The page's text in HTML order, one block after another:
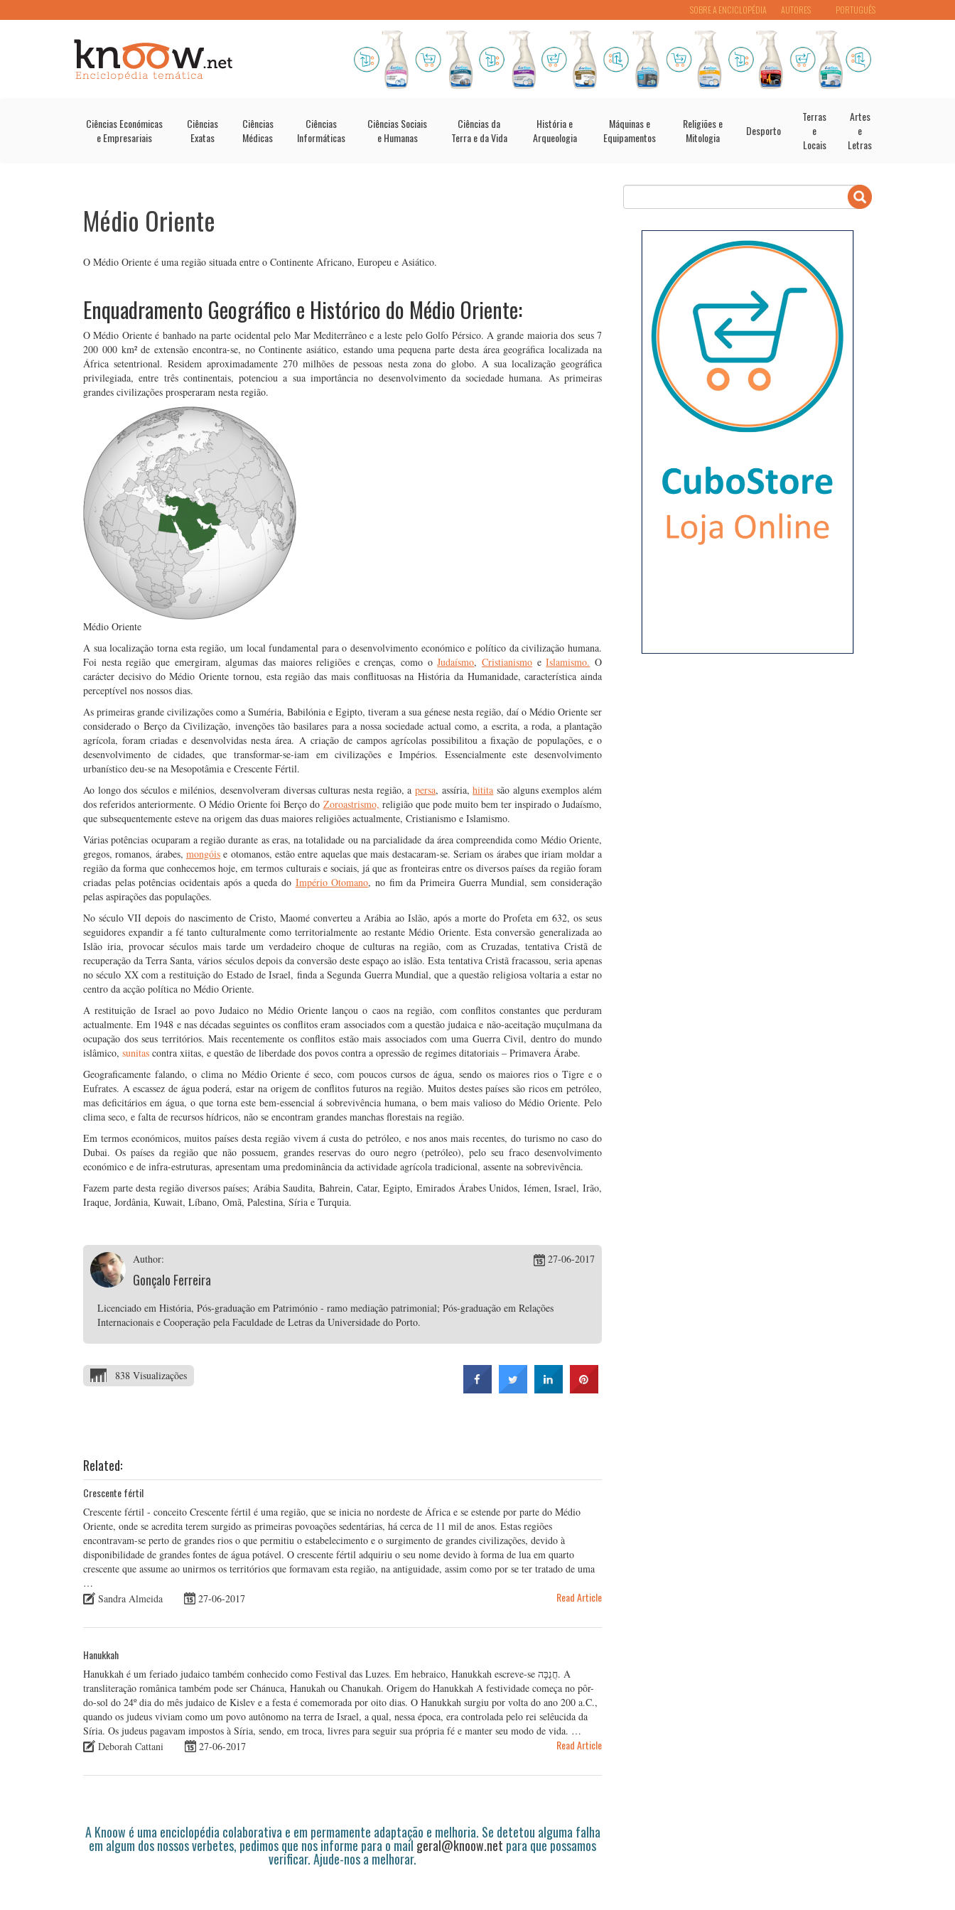
PORTUGUÊS
SOBRE A ENCICLOPÉDIA AUTORES
Ciências Económicas
e Empresariais
Ciências
Exatas
Ciências
Médicas
Ciências
Informáticas
Ciências Sociais
e Humanas
Ciências da
Terra e da Vida
História e
Arqueologia
Máquinas e
Equipamentos
Religiões e
Mitologia
Desporto
Terras
e
Locais
Artes
e
Letras
Médio Oriente
O Médio Oriente é uma região situada entre o Continente Africano, Europeu e Asiático.
Enquadramento Geográfico e Histórico do Médio Oriente:
O Médio Oriente é banhado na parte ocidental pelo Mar Mediterrâneo e a leste pelo Golfo Pérsico. A grande maioria dos seus 7
200 000 km² de extensão encontra-se, no Continente asiático, estando uma pequena parte desta área geográfica localizada na
África setentrional. Residem aproximadamente 270 milhões de pessoas nesta zona do globo. A sua localização geográfica
privilegiada, entre três continentais, potenciou a sua importância no desenvolvimento da sociedade humana. As primeiras
grandes civilizações prosperaram nesta região.
Médio Oriente
A sua localização torna esta região, um local fundamental para o desenvolvimento económico e político da civilização humana.
Foi nesta região que emergiram, algumas das maiores religiões e crenças, como oJudaísmo,Cristianismo eIslamismo. O
carácter decisivo do Médio Oriente tornou, esta região das mais conflituosas na História da Humanidade, característica ainda
perceptível nos nossos dias.
As primeiras grande civilizações como a Suméria, Babilónia e Egipto, tiveram a sua génese nesta região, daí o Médio Oriente ser
considerado o Berço da Civilização, invenções tão basilares para a nossa sociedade actual como, a escrita, a roda, a plantação
agrícola, foram criadas e desenvolvidas nesta área. A criação de campos agrícolas possibilitou a fixação de populações, e o
desenvolvimento de cidades, que transformar-se-iam em civilizações e Impérios. Essencialmente este desenvolvimento
urbanístico deu-se na Mesopotâmia e Crescente Fértil.
Ao longo dos séculos e milénios, desenvolveram diversas culturas nesta região, a persa, assíria,hitita são alguns exemplos além
dos referidos anteriormente. O Médio Oriente foi Berço do Zoroastrismo, religião que pode muito bem ter inspirado o Judaísmo,
que subsequentemente esteve na origem das duas maiores religiões actualmente, Cristianismo e Islamismo.
Várias potências ocuparam a região durante as eras, na totalidade ou na parcialidade da área compreendida como Médio Oriente,
gregos, romanos, árabes, mongóis e otomanos, estão entre aquelas que mais destacaram-se. Seriam os árabes que iriam moldar a
região da forma que conhecemos hoje, em termos culturais e sociais, já que as fronteiras entre os diversos países da região foram
criadas pelas potências ocidentais após a queda do Império Otomano, no fim da Primeira Guerra Mundial, sem consideração
pelas aspirações das populações.
No século VII depois do nascimento de Cristo, Maomé converteu a Arábia ao Islão, após a morte do Profeta em 632, os seus
seguidores expandir a fé tanto culturalmente como territorialmente ao restante Médio Oriente. Esta conversão generalizada ao
Islão iria, provocar séculos mais tarde um verdadeiro choque de culturas na região, com as Cruzadas, tentativa Cristã de
recuperação da Terra Santa, vários séculos depois da conversão deste espaço ao islão. Esta tentativa Cristã fracassou, seria apenas
no século XX com a restituição do Estado de Israel, finda a Segunda Guerra Mundial, que a questão religiosa voltaria a estar no
centro da acção política no Médio Oriente.
A restituição de Israel ao povo Judaico no Médio Oriente lançou o caos na região, com conflitos constantes que perduram
actualmente. Em 1948 e nas décadas seguintes os conflitos eram associados com a questão judaica e não-aceitação muçulmana da
ocupação dos seus territórios. Mais recentemente os conflitos estão mais associados com uma Guerra Civil, dentro do mundo
islâmico, sunitas contra xiitas, e questão de liberdade dos povos contra a opressão de regimes ditatoriais – Primavera Árabe.
Geograficamente falando, o clima no Médio Oriente é seco, com poucos cursos de água, sendo os maiores rios o Tigre e o
Eufrates. A escassez de água poderá, estar na origem de conflitos futuros na região. Muitos destes países são ricos em petróleo,
mas deficitários em água, o que torna este bem-essencial á sobrevivência humana, o bem mais valioso do Médio Oriente. Pelo
clima seco, e falta de recursos hídricos, não se encontram grandes manchas florestais na região.
Em termos económicos, muitos países desta região vivem á custa do petróleo, e nos anos mais recentes, do turismo no caso do
Dubai. Os países da região que não possuem, grandes reservas do ouro negro (petróleo), pelo seu fraco desenvolvimento
económico e de infra-estruturas, apresentam uma predominância da actividade agrícola tradicional, assente na sobrevivência.
Fazem parte desta região diversos países; Arábia Saudita, Bahrein, Catar, Egipto, Emirados Árabes Unidos, Iémen, Israel, Irão,
Iraque, Jordânia, Kuwait, Líbano, Omã, Palestina, Síria e Turquia.
Author:
Gonçalo Ferreira
27-06-2017
Licenciado em História, Pós-graduação em Património - ramo mediação patrimonial; Pós-graduação em Relações
Internacionais e Cooperação pela Faculdade de Letras da Universidade do Porto.
838 Visualizações
Related:
Crescente fértil
Crescente fértil - conceito Crescente fértil é uma região, que se inicia no nordeste de África e se estende por parte do Médio
Oriente, onde se acredita terem surgido as primeiras povoações sedentárias, há cerca de 11 mil de anos. Estas regiões
encontravam-se perto de grandes rios o que permitiu o estabelecimento e o surgimento de grandes civilizações, devido à
disponibilidade de grandes fontes de água potável. O crescente fértil adquiriu o seu nome devido à forma de lua em quarto
crescente que assume ao unirmos os territórios que formavam esta região, na antiguidade, assim como por se ter tratado de uma
…
Sandra Almeida
27-06-2017 Read Article
Hanukkah
Hanukkah é um feriado judaico também conhecido como Festival das Luzes. Em hebraico, Hanukkah escreve-se חֲנֻכָּה. A
transliteração românica também pode ser Chánuca, Hanukah ou Chanukah. Origem do Hanukkah A festividade começa no pôr-
do-sol do 24º dia do mês judaico de Kislev e a festa é comemorada por oito dias. O Hanukkah surgiu por volta do ano 200 a.C.,
quando os judeus viviam como um povo autônomo na terra de Israel, a qual, nessa época, era controlada pelo rei selêucida da
Síria. Os judeus pagavam impostos à Síria, sendo, em troca, livres para seguir sua própria fé e manter seu modo de vida. …
Deborah Cattani
27-06-2017 Read Article
A Knoow é uma enciclopédia colaborativa e em permamente adaptação e melhoria. Se detetou alguma falha
em algum dos nossos verbetes, pedimos que nos informe para o mail geral@knoow.net para que possamos
verificar. Ajude-nos a melhorar.